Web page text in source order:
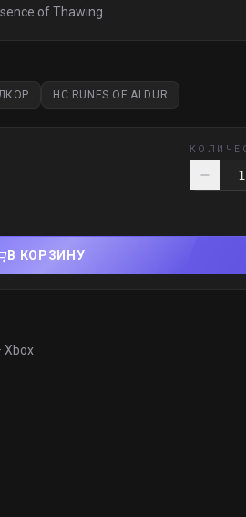
of Thawing
HC RUNES OF ALDUR
В КОРЗИНУ
Xbox